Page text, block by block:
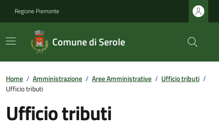
Regione Piemonte
Comune di Serole
Home / Amministrazione / Aree Amministrative / Ufficio tributi /
Ufficio tributi
Ufficio tributi